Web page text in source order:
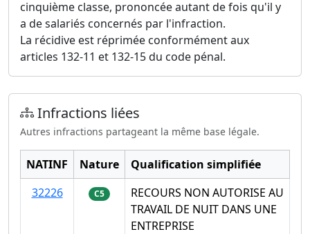
cinquième classe, prononcée autant de fois qu'il y
a de salariés concernés par l'infraction.
La récidive est réprimée conformément aux
articles 132-11 et 132-15 du code pénal.
Infractions liées
Autres infractions partageant la même base légale.
NATINF Nature
Qualification simplifiée
32226
C5
RECOURS NON AUTORISE AU
TRAVAIL DE NUIT DANS UNE
ENTREPRISE